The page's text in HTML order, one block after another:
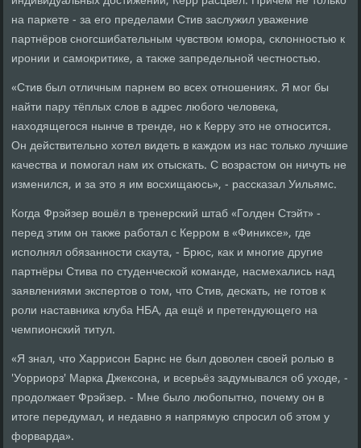
на паркете - за его пределами Стив заслужил уважение
партнёров сногсшибательным чувством юмора, склонностью к
иронии и самокритике, а также запредельной честностью.
«Стив был отличным парнем во всех отношениях. Я мог бы
найти пару тёплых слов в адрес любого человека,
находящегося нынче в тренде, но к Керру это не относится.
Он действительно хотел видеть в каждом из нас только лучшие
качества и помогал нам их отыскать. С возрастом он ничуть не
изменился, и за это я им восхищаюсь», - рассказал Уильямс.
Когда Фрэйзер вошёл в тренерский штаб «Голден Стэйт» -
перед этим он также работал с Керром в «Финиксе», где
исполнял обязанности скаута, - Брюс, как и многие другие
партнёры Стива по студенческой команде, насмехались над
заявлениями экспертов о том, что Стив, дескать, не готов к
роли наставника клуба НБА, да ещё и претендующего на
чемпионский титул.
«Я знал, что Харрисон Барнс не был доволен своей ролью в
'Уорриорз' Марка Джексона, и всерьёз задумывался об уходе, -
продолжает Фрэйзер. - Мне было любопытно, почему он в
итоге передумал, и недавно я напрямую спросил об этом у
форварда».